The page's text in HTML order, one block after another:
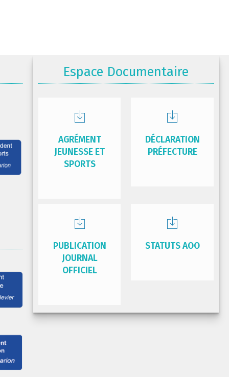
Espace Documentaire
AGRÉMENT
JEUNESSE ET
SPORTS
DÉCLARATION
PRÉFECTURE
PUBLICATION
JOURNAL
OFFICIEL
STATUTS AOO